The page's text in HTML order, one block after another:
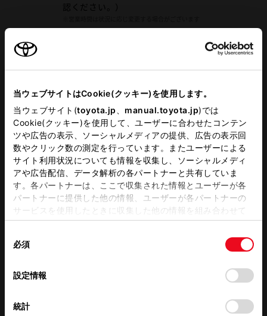
当ウェブサイトはCookie(クッキー)を使用します。
当ウェブサイト(toyota.jp manual.toyota.jp)では
Cookie(クッキー)を使用して、ユーザーに合わせたコンテン
ツや広告の表示、ソーシャルメディアの提供、広告の表示回
数やクリック数の測定を行っています。またユーザーによる
サイト利用状況についても情報を収集し、ソーシャルメディ
アや広告配信、データ解析の各パートナーと共有していま
す。各パートナーは、ここで収集された情報とユーザーが各
パートナーに提供した他の情報、ユーザーが各パートナーの
サービスを使用したときに収集した他の情報を組み合わせて
使用することがあります。当ウェブサイトの使用を続行する
デバイスにすべてのCookie(クッキー)が保存されることに同
意したことになります。Cookie(クッキー)のオプトアウト、
設定の変更、同意を撤回したりするにあたっては、当社の
「Cookie（クッキー）情報の取り扱いについて
」をご覧くだ
必須
設定情報
統計
認ください。）
営業日カレンダー
車検・整備・メンテナンス取
扱店
WAX洗車
キッズコーナー G-Station
自動洗車機 WiFi
この販売店のウェブサイトはこちら
営業日カレンダー